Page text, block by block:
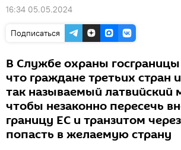
16:34 05.05.2024
Подписаться
В Службе охраны
что граждане третьих стран
так называемый латвийский
чтобы незаконно пересечь
границу ЕС и транзитом
попасть в желаемую страну